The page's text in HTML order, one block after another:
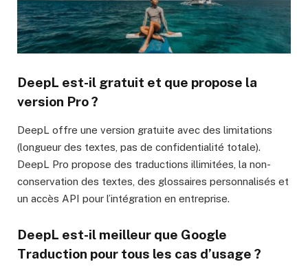
DeepL est-il gratuit et que propose la
version Pro ?
DeepL offre une version gratuite avec des limitations
(longueur des textes, pas de confidentialité totale).
DeepL Pro propose des traductions illimitées, la non-
conservation des textes, des glossaires personnalisés et
un accès API pour l’intégration en entreprise.
DeepL est-il meilleur que Google
Traduction pour tous les cas d’usage ?